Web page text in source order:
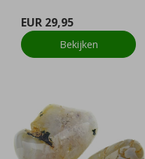
EUR 29,95
Bekijken